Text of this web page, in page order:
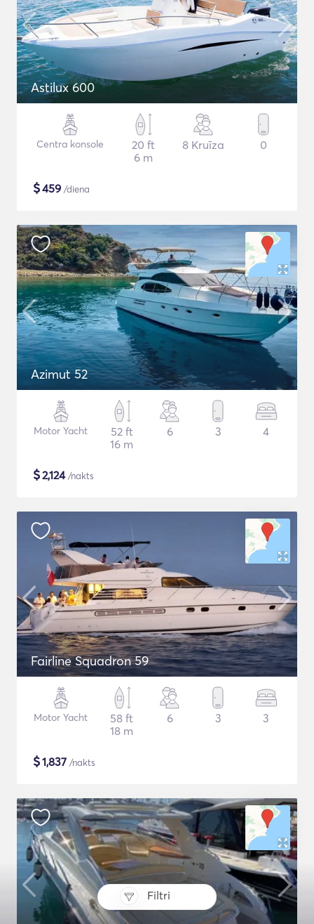
Filtri
Astilux 600
Centra konsole
20 ft
6 m
8 Kruīza 0
$459 /diena
Azimut 52
Motor Yacht
52 ft
16 m
6 3 4
$2,124/nakts
Fairline Squadron 59
Motor Yacht
58 ft
18 m
6 3 3
$1,837 /nakts